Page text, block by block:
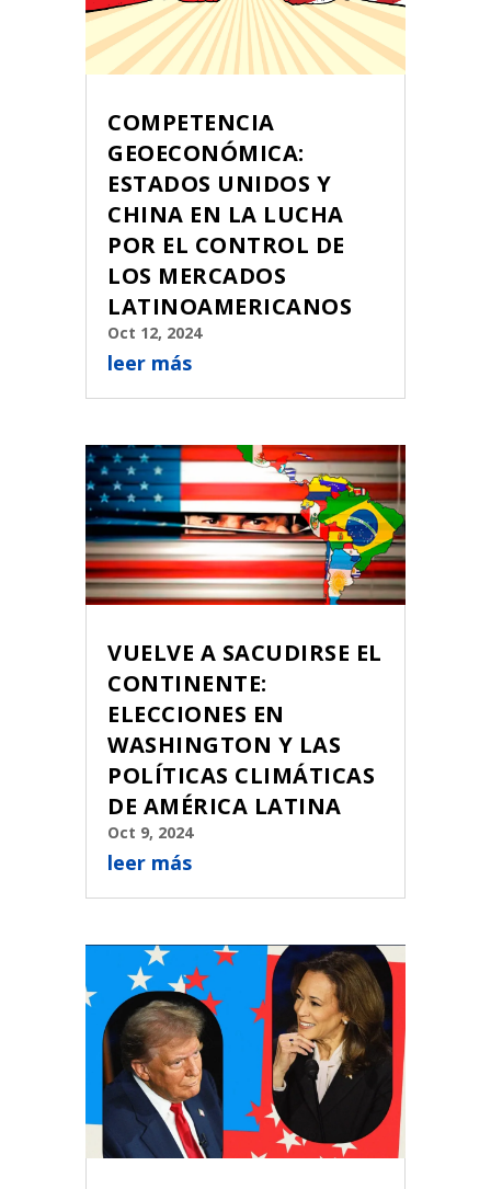
COMPETENCIA
GEOECONÓMICA:
ESTADOS UNIDOS Y
CHINA EN LA LUCHA
POR EL CONTROL DE
LOS MERCADOS
LATINOAMERICANOS
Oct 12, 2024
leer más
VUELVE A SACUDIRSE EL
CONTINENTE:
ELECCIONES EN
WASHINGTON Y LAS
POLÍTICAS CLIMÁTICAS
DE AMÉRICA LATINA
Oct 9, 2024
leer más